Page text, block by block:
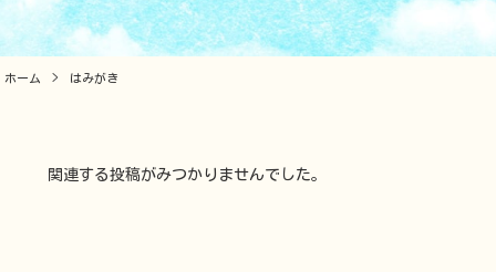
ホーム > はみがき
関連する投稿がみつかりませんでした。